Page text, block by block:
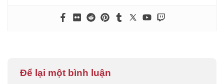
Để lại một bình luận